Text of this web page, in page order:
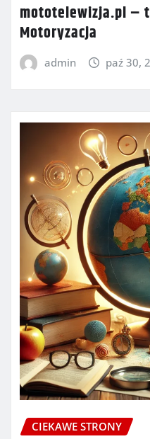
mototelewizja.pl –
Motoryzacja
admin paź 30,
CIEKAWE STRONY